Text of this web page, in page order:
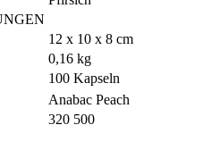
12 x 10 x 8 cm
0,16 kg
100 Kapseln
Anabac Peach
320 500